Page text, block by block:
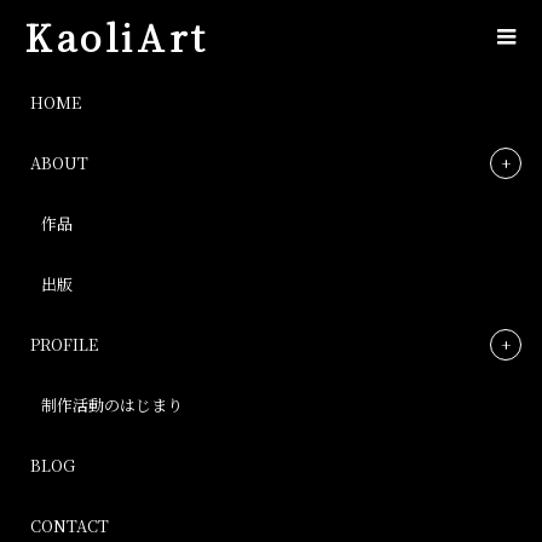
KaoliArt
HOME
ABOUT
作品
出版
PROFILE
制作活動のはじまり
BLOG
CONTACT
IMG_0923
Post